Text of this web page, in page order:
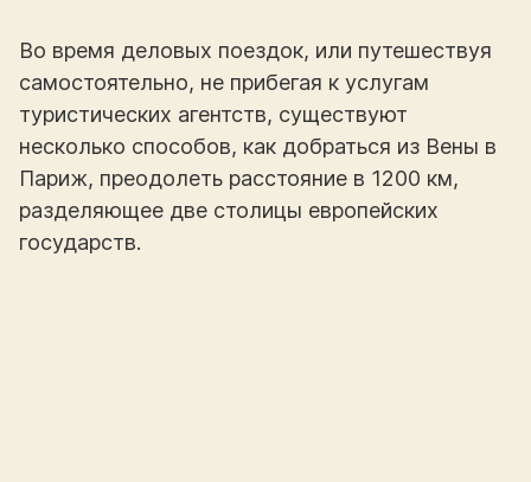
Во время деловых поездок, или путешествуя
самостоятельно, не прибегая к услугам
туристических агентств, существуют
несколько способов, как добраться из Вены в
Париж, преодолеть расстояние в 1200 км,
разделяющее две столицы европейских
государств.